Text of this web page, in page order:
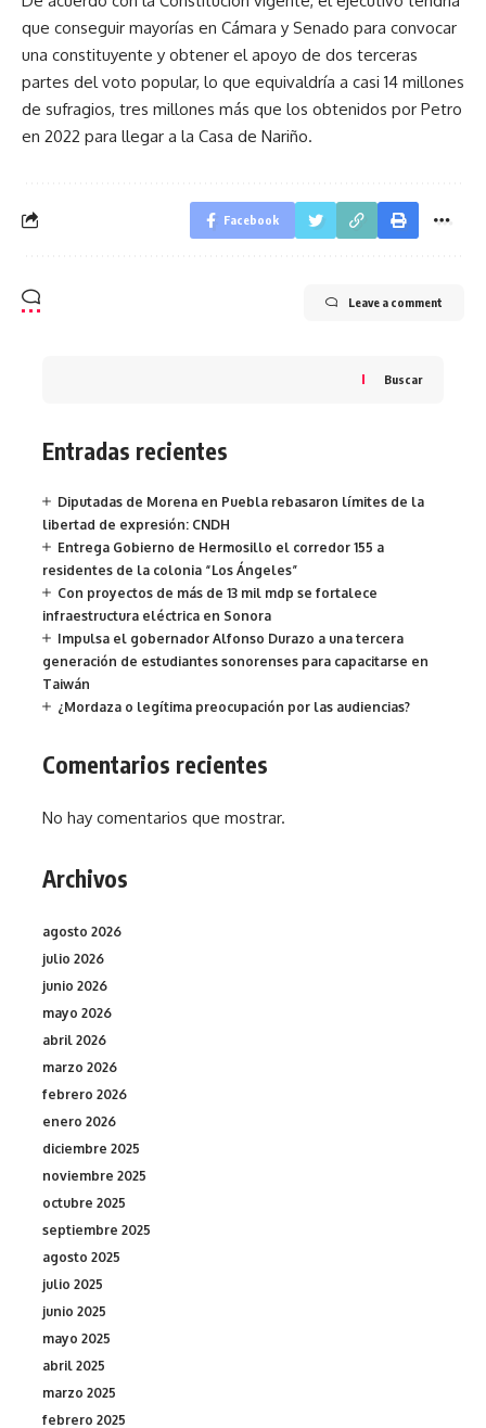
que conseguir mayorías en Cámara y Senado para convocar
una constituyente y obtener el apoyo de dos terceras
partes del voto popular, lo que equivaldría a casi 14 millones
de sufragios, tres millones más que los obtenidos por Petro
en 2022 para llegar a la Casa de Nariño.
Facebook
Leave a comment
Buscar
Entradas recientes
Diputadas de Morena en Puebla rebasaron límites de la
libertad de expresión: CNDH
Entrega Gobierno de Hermosillo el corredor 155 a
residentes de la colonia “Los Ángeles”
Con proyectos de más de 13 mil mdp se fortalece
infraestructura eléctrica en Sonora
Impulsa el gobernador Alfonso Durazo a una tercera
generación de estudiantes sonorenses para capacitarse en
Taiwán
¿Mordaza o legítima preocupación por las audiencias?
Comentarios recientes
No hay comentarios que mostrar.
Archivos
agosto 2026
julio 2026
junio 2026
mayo 2026
abril 2026
marzo 2026
febrero 2026
enero 2026
diciembre 2025
noviembre 2025
octubre 2025
septiembre 2025
agosto 2025
julio 2025
junio 2025
mayo 2025
abril 2025
marzo 2025
febrero 2025